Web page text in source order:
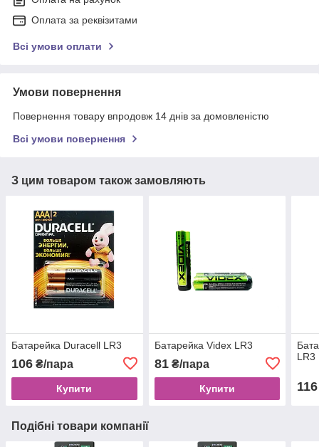
Оплата за реквізитами
Всі умови оплати
Умови повернення
Повернення товару впродовж 14 днів за домовленістю
Всі умови повернення
З цим товаром також замовляють
Батарейка Duracell LR3
106 ₴/пара
Купити
Батарейка Videx LR3
81₴/пара
Купити
LR3
116
Подібні товари компанії